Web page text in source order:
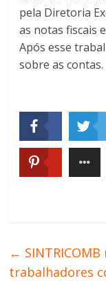
pela Diretoria
as notas fiscais
Após esse
sobre as contas.
←
trabalhadores